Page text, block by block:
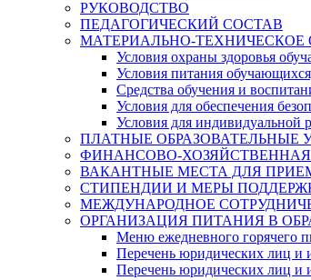
РУКОВОДСТВО
ПЕДАГОГИЧЕСКИЙ СОСТАВ
МАТЕРИАЛЬНО-ТЕХНИЧЕСКОЕ
Условия охраны здоровья
Условия питания
Средства обучения и
Условия для обеспечения
Условия для индивидуальной
ПЛАТНЫЕ ОБРАЗОВАТЕЛЬНЫЕ
ФИНАНСОВО-ХОЗЯЙСТВЕННАЯ
ВАКАНТНЫЕ МЕСТА ДЛЯ
СТИПЕНДИИ И МЕРЫ
МЕЖДУНАРОДНОЕ
ОРГАНИЗАЦИЯ ПИТАНИЯ В
Меню ежедневного горячего
Перечень юридических лиц
Перечень юридических лиц